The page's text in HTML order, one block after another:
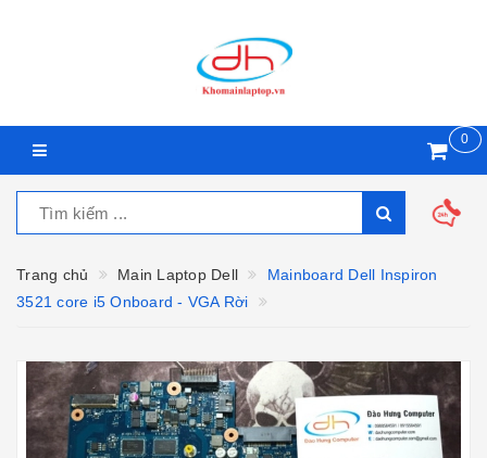
0
Trang chủ Main Laptop Dell
Mainboard Dell Inspiron
3521 core i5 Onboard - VGA Rời